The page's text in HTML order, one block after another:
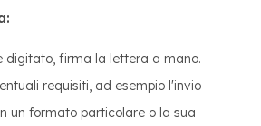
digitato, firma la lettera a mano.
requisiti, ad esempio l'invio
un formato particolare o la sua